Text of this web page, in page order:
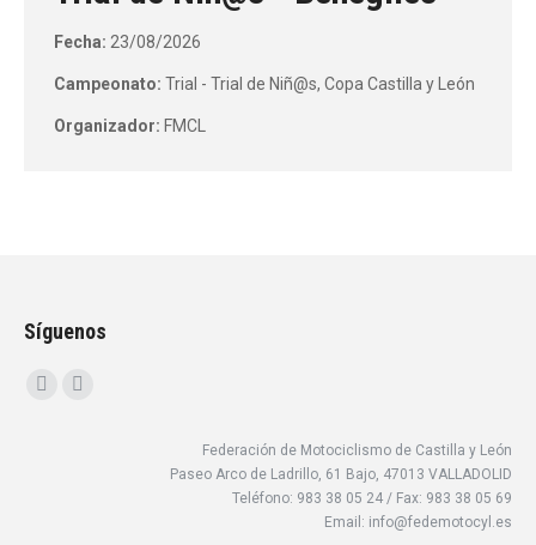
Fecha: 23/08/2026
Campeonato: Trial - Trial de Niñ@s, Copa Castilla y León
Organizador: FMCL
Síguenos
Encuéntranos en:
Federación de Motociclismo de Castilla y León
Paseo Arco de Ladrillo, 61 Bajo, 47013 VALLADOLID
Teléfono: 983 38 05 24 / Fax: 983 38 05 69
Email: info@fedemotocyl.es